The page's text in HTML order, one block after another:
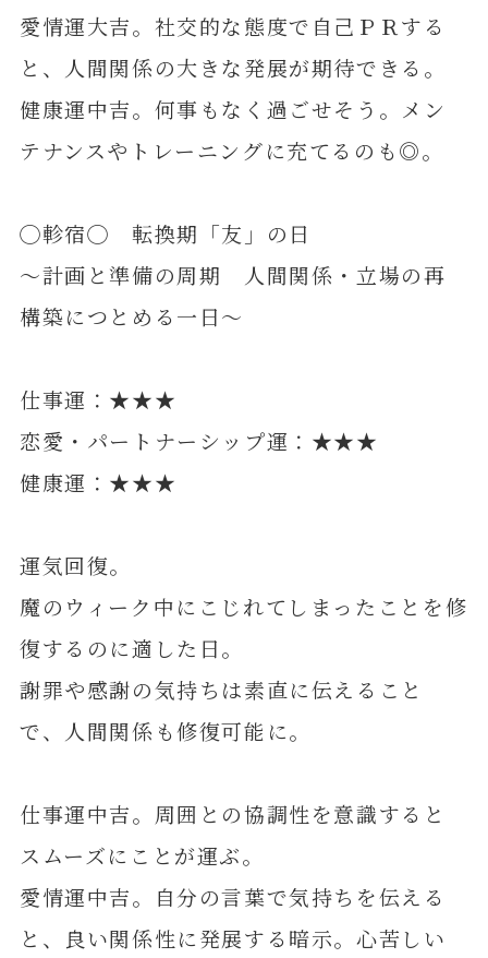
愛情運大吉。社交的な態度で自己ＰＲする
と、人間関係の大きな発展が期待できる。
健康運中吉。何事もなく過ごせそう。メン
テナンスやトレーニングに充てるのも◎。
◯軫宿◯ 転換期「友」の日
～計画と準備の周期 人間関係・立場の再
構築につとめる一日～
仕事運：★★★
恋愛・パートナーシップ運：★★★
健康運：★★★
運気回復。
魔のウィーク中にこじれてしまったことを修
復するのに適した日。
謝罪や感謝の気持ちは素直に伝えること
で、人間関係も修復可能に。
仕事運中吉。周囲との協調性を意識すると
スムーズにことが運ぶ。
愛情運中吉。自分の言葉で気持ちを伝える
と、良い関係性に発展する暗示。心苦しい